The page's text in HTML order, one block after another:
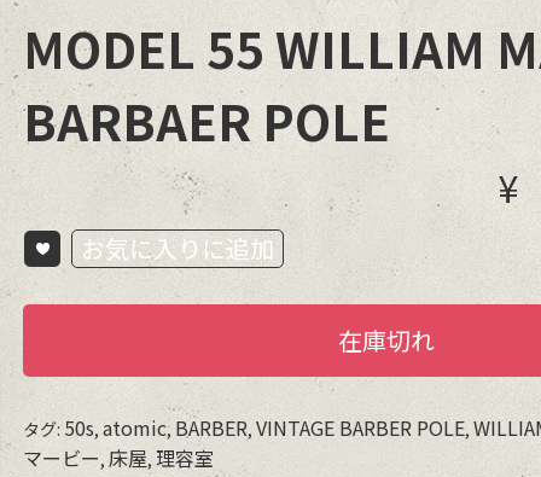
MODEL 55 WILLIAM
BARBAER POLE
¥
お気に入りに追加
在庫切れ
タグ: 50s,atomic, BARBER,VINTAGE BARBER POLE,
マービー, 床屋,理容室